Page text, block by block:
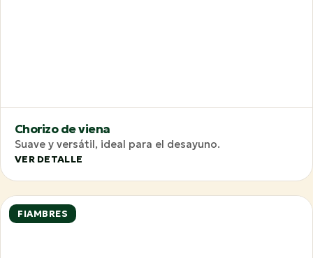
Chorizo de viena
Suave y versátil, ideal para el desayuno.
VER DETALLE
FIAMBRES